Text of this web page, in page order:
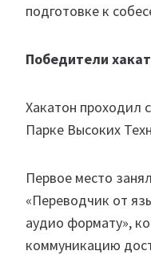
подготовке к
Победители
Хакатон проходил
Парке Высоких
Первое место
«Переводчик от
аудио формату»,
коммуникацию